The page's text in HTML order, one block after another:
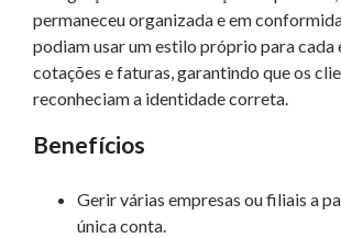
permaneceu organizada e em
podiam usar um estilo próprio para cada
cotações e faturas, garantindo que os
reconheciam a identidade correta.
Benefícios
Gerir várias empresas ou filiais a
única conta.